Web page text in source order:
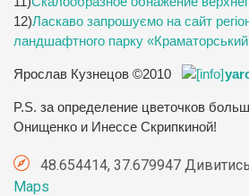
12)Ласкаво запрошуємо на сайт
ландшафтного парку
Ярослав Кузнецов ©2010
P.S. за определение цветочков
Онищенко и Инессе Скрипкиной!
48.654414, 37.679947
Maps